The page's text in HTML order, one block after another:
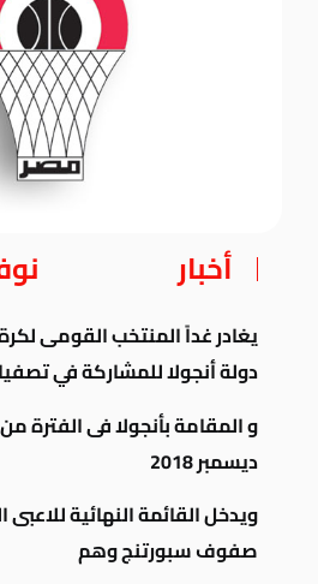
أخبار
يغادر غداً المنتخب القومى
دولة أنجولا للمشاركة في
ديسمبر 2018
ويدخل القائمة النهائية
صفوف سبورتنج وهم